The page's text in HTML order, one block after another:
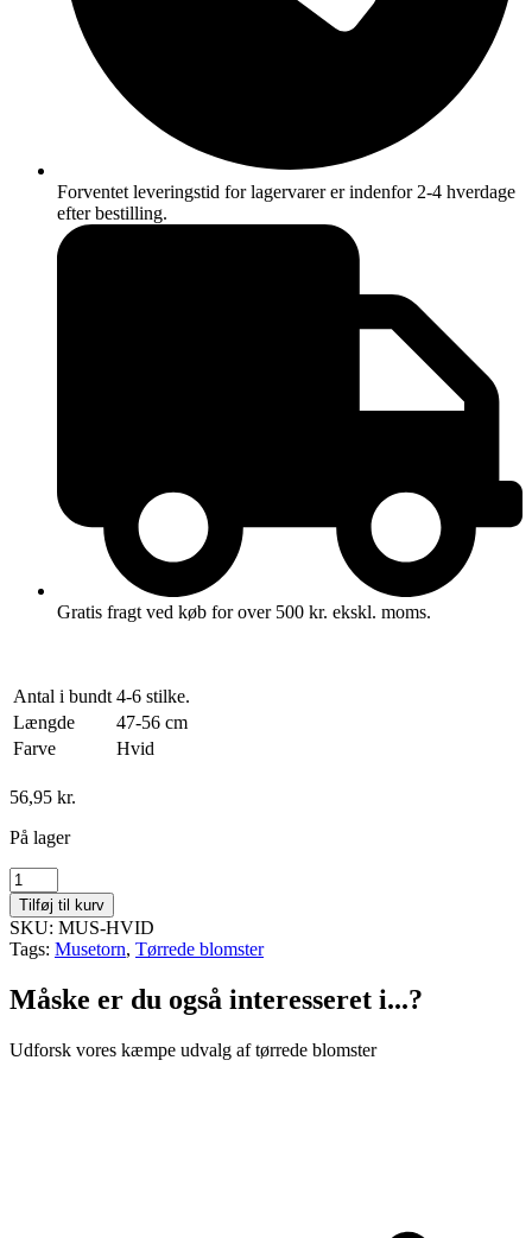
Forventet leveringstid for lagervarer er indenfor 2-4 hverdage
efter bestilling.
Gratis fragt ved køb for over 500 kr. ekskl. moms.
Antal i bundt 4-6 stilke.
Længde
47-56 cm
Farve
Hvid
56,95 kr.
På lager
Musetorn
-
Hvid
antal
Tilføj til kurv
SKU: MUS-HVID
Tags: Musetorn, Tørrede blomster
Måske er du også interesseret i...?
Udforsk vores kæmpe udvalg af tørrede blomster